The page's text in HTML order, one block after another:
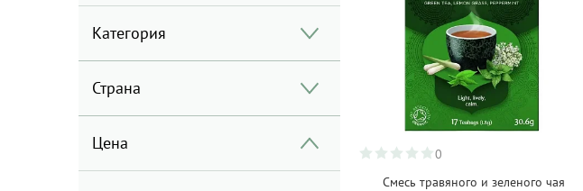
SODASAN
Madara(1)
Numi
Terre d`OC
Etamine du Lys
Категория
Страна
Цена
0
Смесь травяного и зеленого чая